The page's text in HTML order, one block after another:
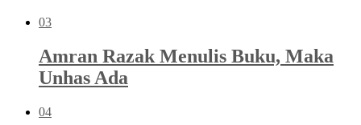
03
Amran Razak Menulis Buku, Maka
Unhas Ada
04